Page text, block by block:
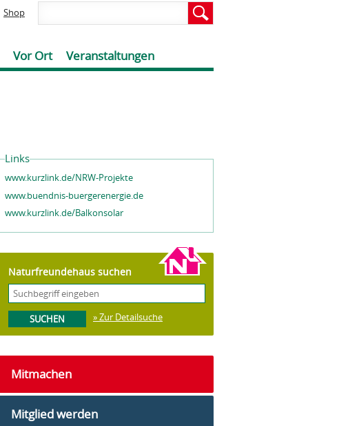
Shop
Vor Ort Veranstaltungen
Links
www.kurzlink.de/NRW-Projekte
www.buendnis-buergerenergie.de
www.kurzlink.de/Balkonsolar
Naturfreundehaus suchen
» Zur Detailsuche
Mitmachen
Mitglied werden